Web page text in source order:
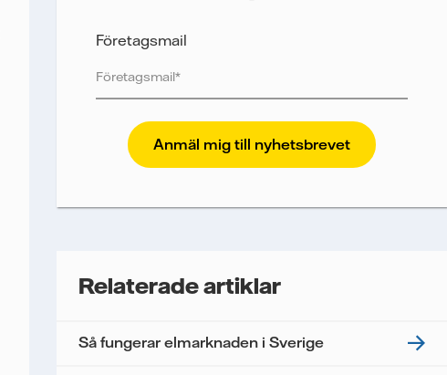
Företagsmail
Vattenfall skyddar och respekterar din integritet.
För att Vattenfalls storföretagsförsäljning ska
kunna skicka nyhetsbrevet till dig, behöver vi dina
mäta och analysera deras prestanda, inklusive
delas med tredje part, och du kan när som helst
Vattenfall behandlar dina personuppgifter.
Relaterade artiklar
Så fungerar elmarknaden i Sverige